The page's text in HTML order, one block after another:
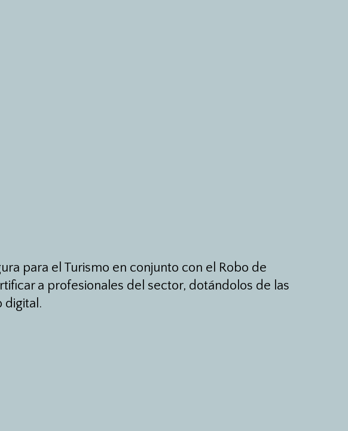
para el Turismo en conjunto con el Robo de
a profesionales del sector, dotándolos de las
digital.